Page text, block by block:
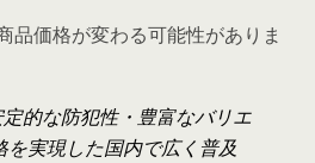
価格が変わる可能性がありま
な防犯性・豊富なバリエ
を実現した国内で広く普及